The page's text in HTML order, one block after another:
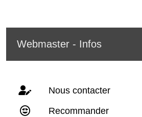
Webmaster - Infos
Nous contacter
Recommander